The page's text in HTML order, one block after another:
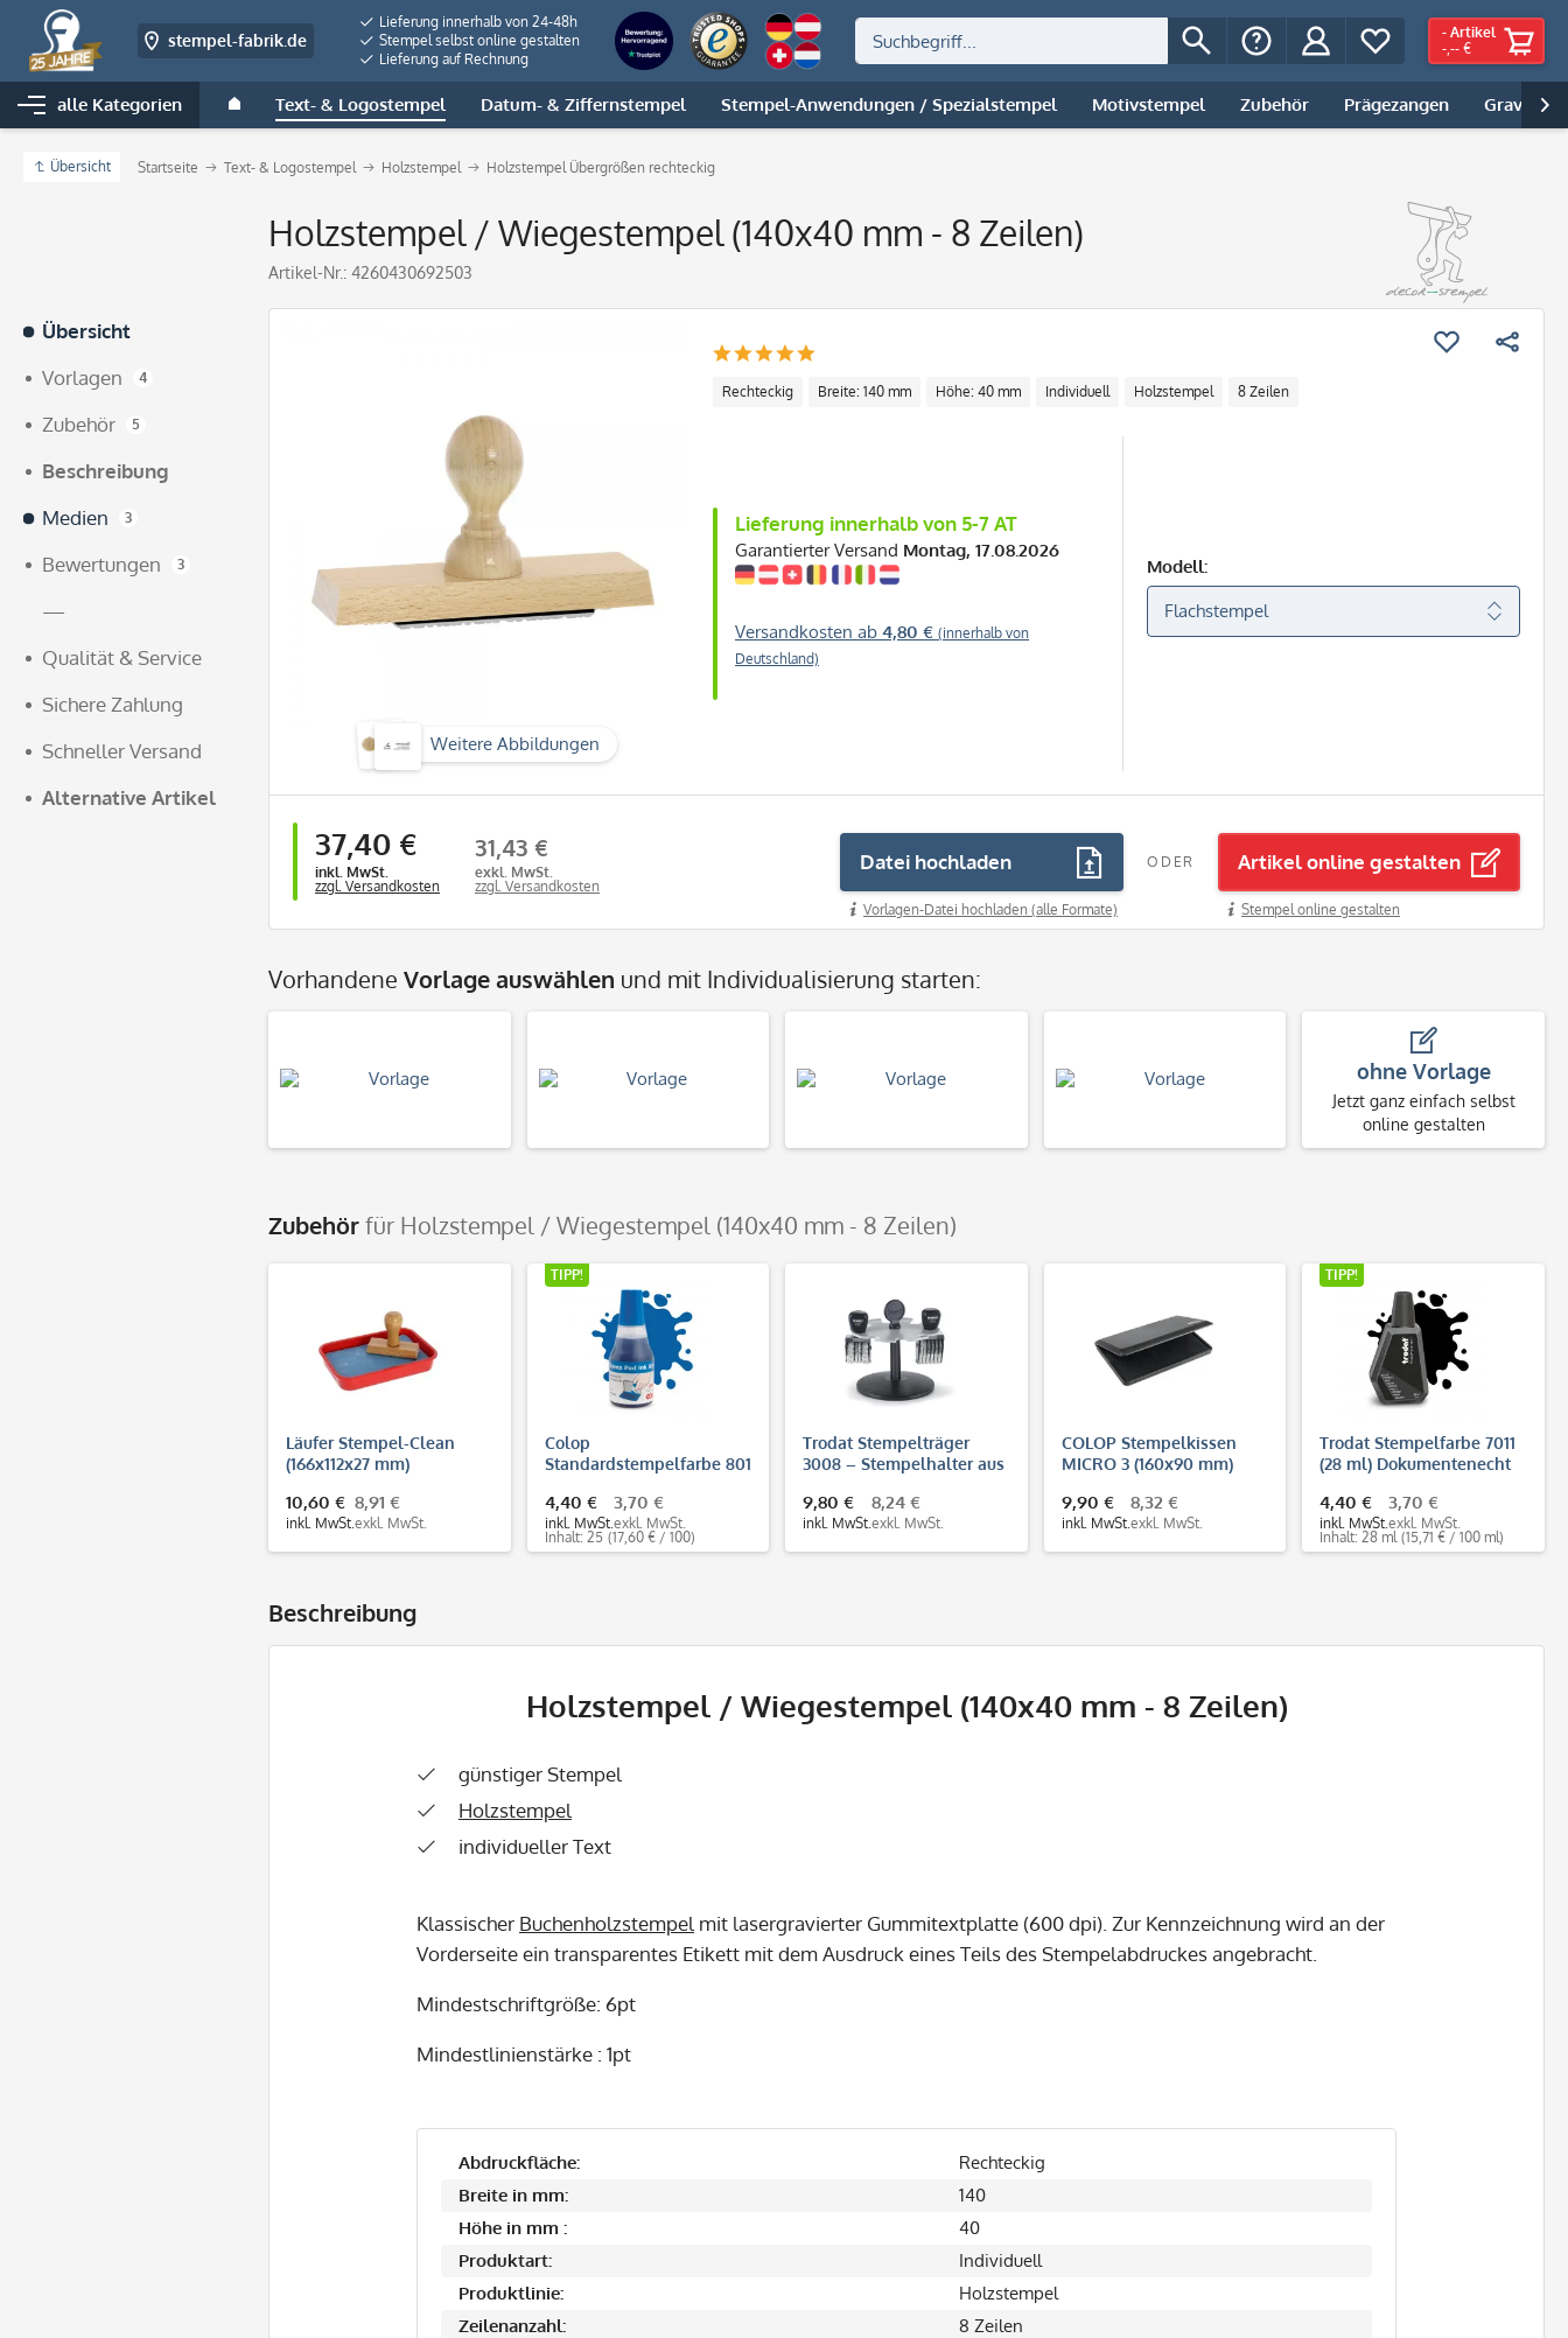
stempel-fabrik.de
Lieferung innerhalb von 24-48h
Stempel selbst online gestalten
Lieferung auf Rechnung
- Artikel
-,-- €
alle Kategorien Text- & Logostempel Datum- & Ziffernstempel Stempel-Anwendungen / Spezialstempel Motivstempel Zubehör Prägezangen Gravur |

Übersicht Startseite Text- & Logostempel Holzstempel Holzstempel Übergrößen rechteckig
Holzstempel / Wiegestempel (140x40 mm - 8 Zeilen)
Artikel-Nr.: 4260430692503
Übersicht
Vorlagen
4
Zubehör 5
Beschreibung
Medien
3
Bewertungen 3
—
Qualität & Service
Sichere Zahlung
Schneller Versand
Alternative Artikel
Weitere Abbildungen
Rechteckig Breite: 140 mm Höhe: 40 mm Individuell Holzstempel 8 Zeilen
Lieferung innerhalb von 5-7 AT
Garantierter Versand Montag, 17.08.2026
Versandkosten ab 4,80 € (innerhalb von
Deutschland)
Modell:
37,40 €
inkl. MwSt.
zzgl. Versandkosten
31,43 €
exkl. MwSt.
zzgl. Versandkosten
Datei hochladen
Vorlagen-Datei hochladen (alle Formate)
ODER Artikel online gestalten
Stempel online gestalten
Vorhandene Vorlage auswählen und mit Individualisierung starten:
ohne Vorlage
Jetzt ganz einfach selbst
online gestalten
Zubehörfür Holzstempel / Wiegestempel (140x40 mm - 8 Zeilen)
Läufer Stempel-Clean
(166x112x27 mm)
10,60 €
inkl. MwSt.
8,91 €
exkl. MwSt.
TIPP!
Colop
Standardstempelfarbe 801
4,40 €
inkl. MwSt.
3,70 €
exkl. MwSt.
Inhalt: 25 (17,60 € / 100)
Trodat Stempelträger
3008 – Stempelhalter aus
Handstempel
9,80 €
inkl. MwSt.
8,24 €
exkl. MwSt.
COLOP Stempelkissen
MICRO 3 (160x90 mm)
9,90 €
inkl. MwSt.
8,32 €
exkl. MwSt.
TIPP!
Trodat Stempelfarbe 7011
(28 ml) Dokumentenecht
4,40 €
inkl. MwSt.
3,70 €
exkl. MwSt.
Inhalt: 28 ml (15,71 € / 100 ml)
Beschreibung
Holzstempel / Wiegestempel (140x40 mm - 8 Zeilen)
günstiger Stempel
Holzstempel
individueller Text
Klassischer Buchenholzstempel mit lasergravierter Gummitextplatte (600 dpi). Zur Kennzeichnung wird an der
Vorderseite ein transparentes Etikett mit dem Ausdruck eines Teils des Stempelabdruckes angebracht.
Mindestschriftgröße: 6pt
Mindestlinienstärke : 1pt
Abdruckfläche:
Rechteckig
Breite in mm:
140
Höhe in mm :
40
Produktart:
Individuell
Produktlinie:
Holzstempel
Zeilenanzahl:
8 Zeilen